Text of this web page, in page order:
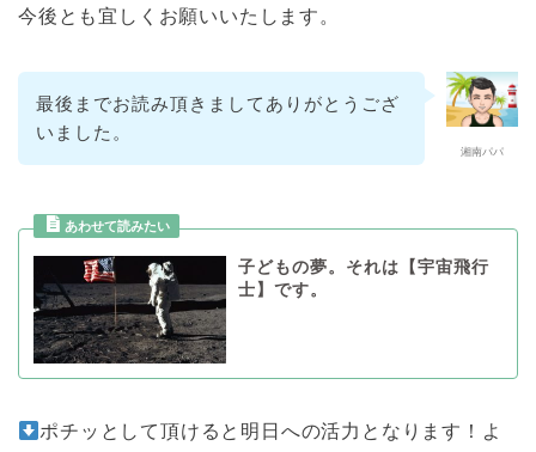
今後とも宜しくお願いいたします。
湘南パパ
最後までお読み頂きましてありがとうござ
いました。
子どもの夢。それは【宇宙飛行
士】です。
ポチッとして頂けると明日への活力となります！よ